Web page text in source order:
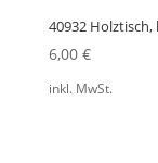
40932 Holztisch,
6,00 €
inkl. MwSt.